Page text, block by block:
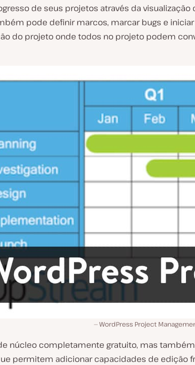
de seus projetos através da visualização
pode definir marcos, marcar bugs e
do projeto onde todos no projeto podem
WordPress Project
núcleo completamente gratuito, mas
permitem adicionar capacidades de edição